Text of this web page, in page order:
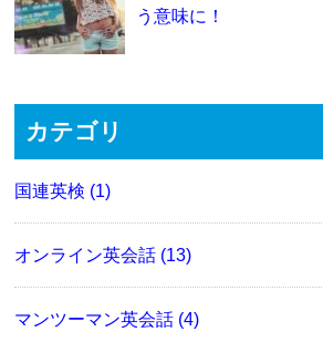
う意味に！
カテゴリ
国連英検 (1)
オンライン英会話 (13)
マンツーマン英会話 (4)